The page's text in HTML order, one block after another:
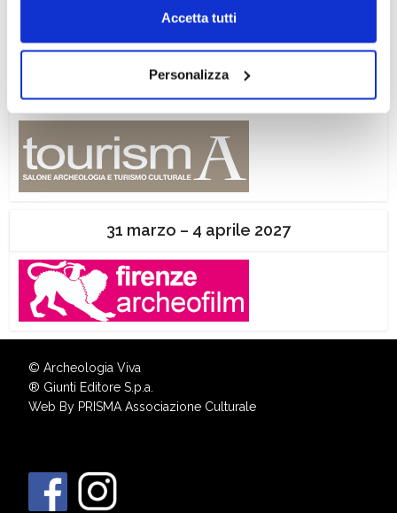
Chiudendo il banner tramite la “X” prosegui la
dei soli cookie tecnici. Selezionando “Accetta tutti” presti
il tuo consenso alla profilazione che potrai revocare in
ogni momentoRevoca
Accetta tutti
Personalizza
31 marzo – 4 aprile 2027
© Archeologia Viva
® Giunti Editore S.p.a.
Web By PRISMA Associazione Culturale